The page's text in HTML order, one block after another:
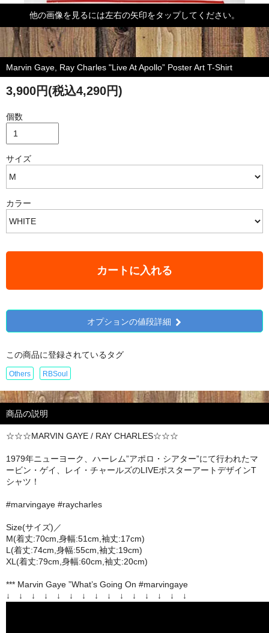
他の画像を見るには左右の矢印をタップしてください。
Marvin Gaye, Ray Charles "Live At Apollo” Poster Art T-Shirt
3,900円(税込4,290円)
個数
サイズ
カラー
カートに入れる
オプションの値段詳細
この商品に登録されているタグ
Others RBSoul
商品の説明
☆☆☆MARVIN GAYE / RAY CHARLES☆☆☆
1979年ニューヨーク、ハーレム”アポロ・シアター”にて行われたマ
ービン・ゲイ、レイ・チャールズのLIVEポスターアートデザインT
シャツ！
#marvingaye #raycharles
Size(サイズ)／
M(着丈:70cm,身幅:51cm,袖丈:17cm)
L(着丈:74cm,身幅:55cm,袖丈:19cm)
XL(着丈:79cm,身幅:60cm,袖丈:20cm)
*** Marvin Gaye ”What’s Going On #marvingaye
↓ ↓ ↓ ↓ ↓ ↓ ↓ ↓ ↓ ↓ ↓ ↓ ↓ ↓ ↓